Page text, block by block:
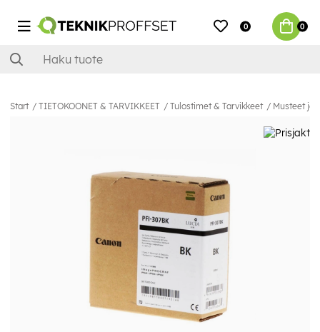
0 0
Start TIETOKOONET & TARVIKKEET Tulostimet & Tarvikkeet Musteet ja